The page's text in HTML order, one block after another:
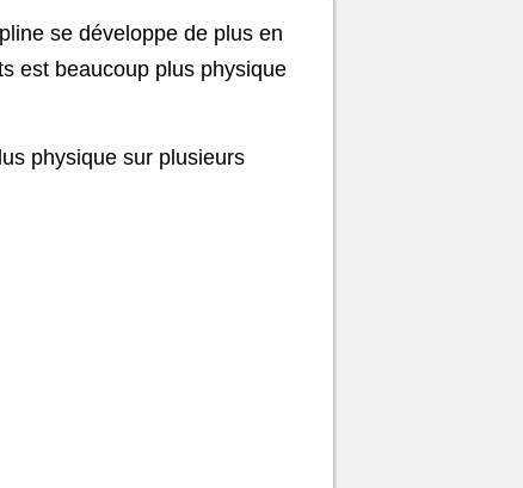
se développe de plus en
est beaucoup plus physique
physique sur plusieurs